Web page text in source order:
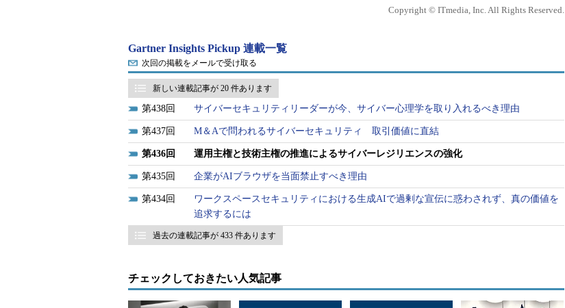
Copyright © ITmedia, Inc. All Rights Reserved.
Gartner Insights Pickup 連載一覧
次回の掲載をメールで受け取る
新しい連載記事が 20 件あります
438 サイバーセキュリティリーダーが今、サイバー心理学を取り入れるべき理由
437 M＆Aで問われるサイバーセキュリティ 取引価値に直結
436 運用主権と技術主権の推進によるサイバーレジリエンスの強化
435 企業がAIブラウザを当面禁止すべき理由
434
ワークスペースセキュリティにおける生成AIで過剰な宣伝に惑わされず、真の価値を
追求するには
過去の連載記事が 433 件あります
チェックしておきたい人気記事